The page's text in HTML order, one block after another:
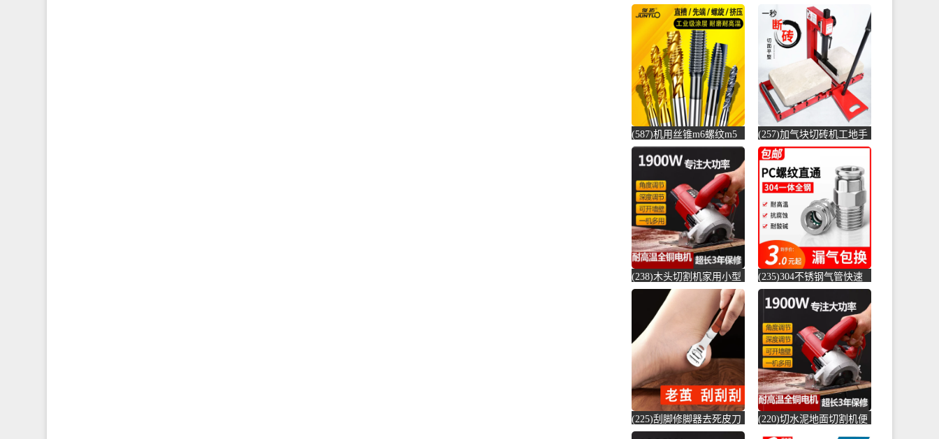
用丝锥攻螺纹工具攻丝丝
攻套丝m-螺纹钢(上匠工具
旗舰店仅售5.8元)
版耳骨钉钛钢养耳棒防过
敏圆珠女儿-圆棒钢(正中
间旗舰店仅售5.6元)
(587)机用丝锥m6螺纹m5
攻丝m3钻头m8丝攻m10不
锈-螺纹钢(俊拓五金旗舰
(257)加气块切砖机工地手
动轻质砖压砖机带钢尺水
泥砖泡沫砖-水泥切割机
(贞美旗舰店仅售390元)
(238)木头切割机家用小型
切水泥地面金属钢材机两
用新款切槽-水泥切割机
(simtone旗舰店仅售122.65
元)
(235)304不锈钢气管快速
接头快插气动快接螺纹高
压气嘴直-螺纹钢(卓成五
(225)刮脚修脚器去死皮刀
老茧磨脚神器脚皮工具脚
(220)切水泥地面切割机便